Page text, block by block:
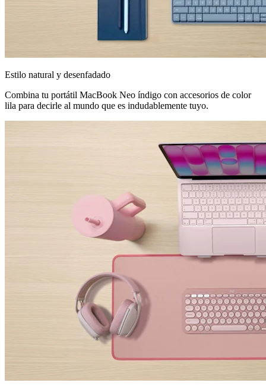
Estilo natural y desenfadado
Combina tu portátil MacBook Neo índigo con accesorios de color
lila para decirle al mundo que es indudablemente tuyo.